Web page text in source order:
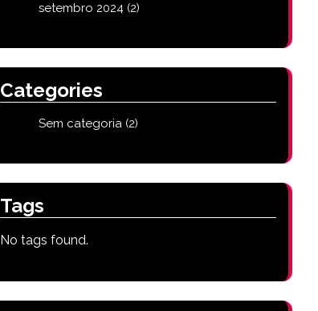
setembro 2024 (2)
Categories
Sem categoria (2)
Tags
No tags found.